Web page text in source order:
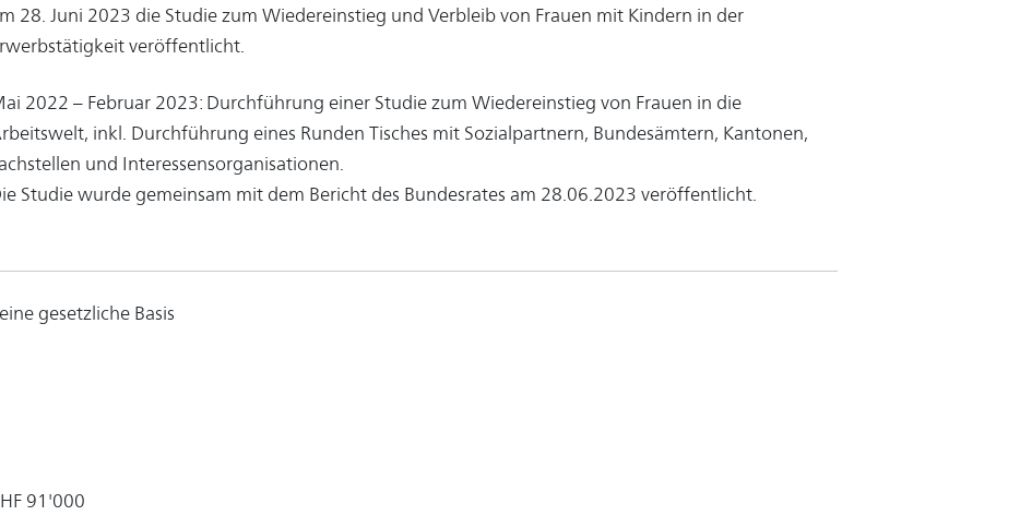
28. Juni 2023 die Studie zum Wiedereinstieg und Verbleib von Frauen mit Kindern in der
veröffentlicht.
2022 – Februar 2023: Durchführung einer Studie zum Wiedereinstieg von Frauen in die
inkl. Durchführung eines Runden Tisches mit Sozialpartnern, Bundesämtern, Kantonen,
und Interessensorganisationen.
Studie wurde gemeinsam mit dem Bericht des Bundesrates am 28.06.2023 veröffentlicht.
gesetzliche Basis
91'000